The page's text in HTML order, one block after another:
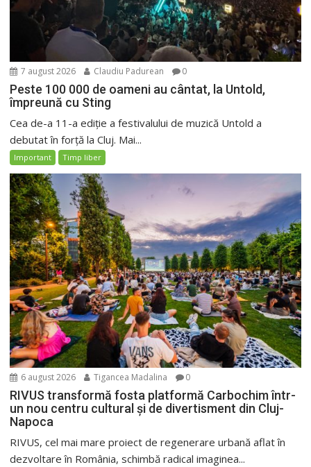
7 august 2026 Claudiu Padurean 0
Peste 100 000 de oameni au cântat, la Untold,
împreună cu Sting
Cea de-a 11-a ediție a festivalului de muzică Untold a
debutat în forță la Cluj. Mai...
Important Timp liber
6 august 2026 Tigancea Madalina 0
RIVUS transformă fosta platformă Carbochim într-
un nou centru cultural și de divertisment din Cluj-
Napoca
RIVUS, cel mai mare proiect de regenerare urbană aflat în
dezvoltare în România, schimbă radical imaginea...